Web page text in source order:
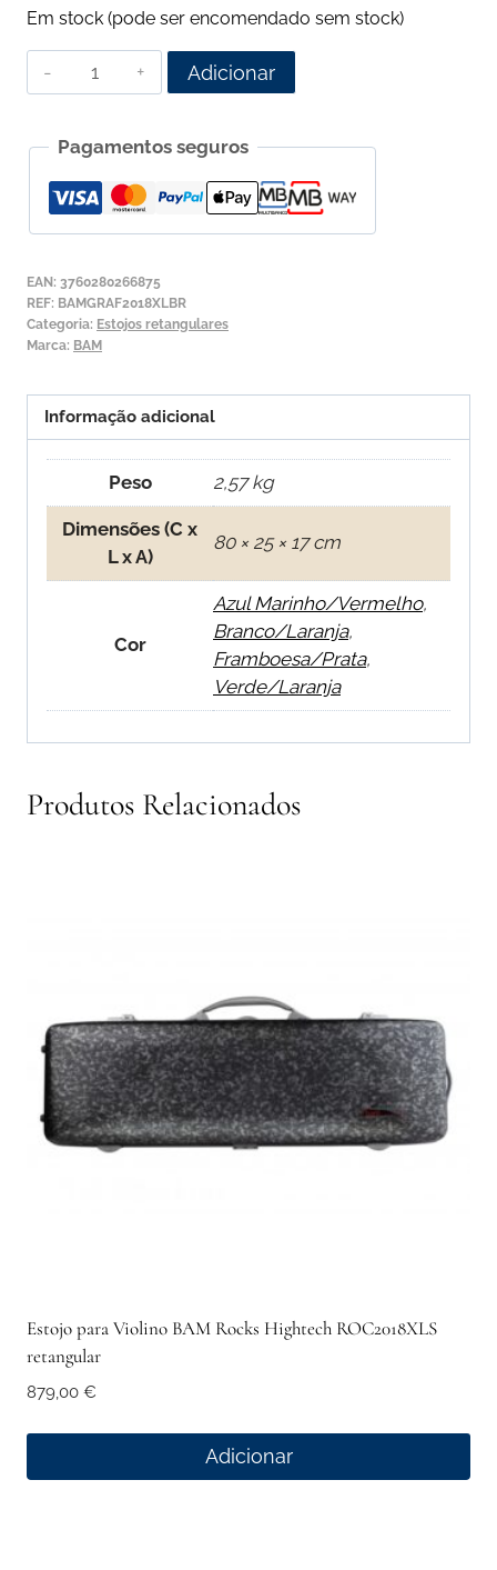
Em stock (pode ser encomendado sem stock)
Quantidade
de
para
Violino
BAM
HIghtech
GRAF2018XL
Adicionar
Pagamentos seguros
EAN: 3760280266875
REF: BAMGRAF2018XLBR
Categoria: Estojos retangulares
Marca: BAM
Informação adicional
Peso 2,57 kg
Dimensões (C x
L x A)
80 × 25 × 17 cm
Cor
Azul Marinho/Vermelho,
Branco/Laranja,
Framboesa/Prata,
Verde/Laranja
Produtos Relacionados
Estojo para Violino BAM Rocks Hightech ROC2018XLS
retangular
879,00 €
Adicionar